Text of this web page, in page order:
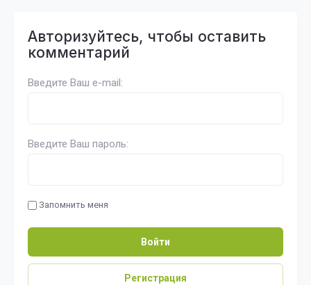
Авторизуйтесь, чтобы оставить
комментарий
Введите Ваш e-mail:
Введите Ваш пароль:
Запомнить меня
Войти
Регистрация